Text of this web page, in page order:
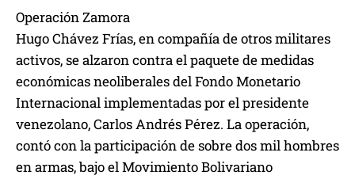
Operación Zamora
Hugo Chávez Frías, en compañía de otros militares
activos, se alzaron contra el paquete de medidas
económicas neoliberales del Fondo Monetario
Internacional implementadas por el presidente
venezolano, Carlos Andrés Pérez. La operación,
contó con la participación de sobre dos mil hombres
en armas, bajo el Movimiento Bolivariano